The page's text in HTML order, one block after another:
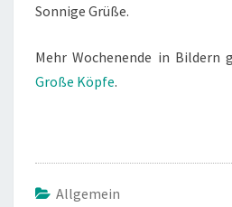
Sonnige Grüße.
Mehr Wochenende in
Große Köpfe.
Allgemein